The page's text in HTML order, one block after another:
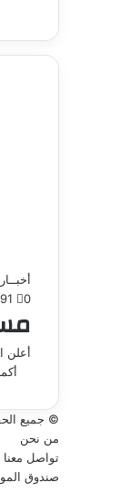
أخبــار
0
أعلن
© جميع
من نحن
تواصل معنا
صندوق